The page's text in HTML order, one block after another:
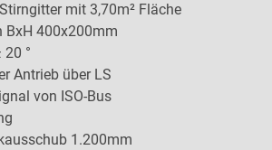
mit 3,70m² Fläche
BxH 400x200mm
°
Antrieb über LS
von ISO-Bus
1.200mm